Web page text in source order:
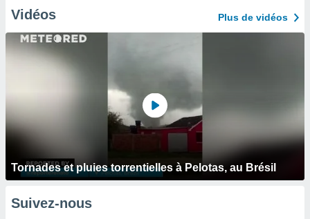
Vidéos Plus de vidéos
Tornades et pluies torrentielles à Pelotas, au Brésil
Suivez-nous